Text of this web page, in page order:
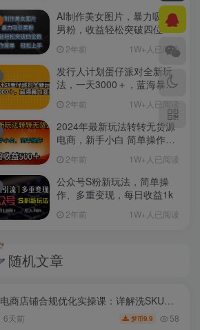
AI制作美女图片，暴力吸引
男粉，收益轻松突破四位
2年前 1W+人已阅读
发行人计划蛋仔派对全新玩
法，一天3000＋，蓝海暴力
2年前 1W+人已阅读
2024年最新玩法转转无货源
电商，新手小白 简单操作，
2年前 1W+人已阅读
公众号S粉新玩法，简单操
作、多重变现，每日收益1k
2年前 1W+人已阅读
随机文章
电商店铺合规优化实操课：详解洗SKU、高清洗图、错类目调整三类主流运营实操技巧
6天前 梦币9.9 58